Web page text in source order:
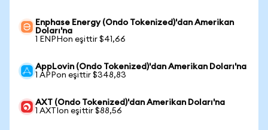
Enphase Energy (Ondo Tokenized)'dan Amerikan
Doları'na
1 ENPHon eşittir $41,66
AppLovin (Ondo Tokenized)'dan Amerikan Doları'na
1 APPon eşittir $348,83
AXT (Ondo Tokenized)'dan Amerikan Doları'na
1 AXTIon eşittir $88,56